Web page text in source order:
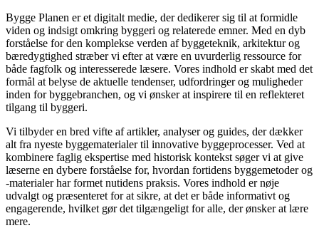
Bygge Planen er et digitalt medie, der dedikerer sig til at formidle
viden og indsigt omkring byggeri og relaterede emner. Med en dyb
forståelse for den komplekse verden af byggeteknik, arkitektur og
bæredygtighed stræber vi efter at være en uvurderlig ressource for
både fagfolk og interesserede læsere. Vores indhold er skabt med det
formål at belyse de aktuelle tendenser, udfordringer og muligheder
inden for byggebranchen, og vi ønsker at inspirere til en reflekteret
tilgang til byggeri.
Vi tilbyder en bred vifte af artikler, analyser og guides, der dækker
alt fra nyeste byggematerialer til innovative byggeprocesser. Ved at
kombinere faglig ekspertise med historisk kontekst søger vi at give
læserne en dybere forståelse for, hvordan fortidens byggemetoder og
-materialer har formet nutidens praksis. Vores indhold er nøje
udvalgt og præsenteret for at sikre, at det er både informativt og
engagerende, hvilket gør det tilgængeligt for alle, der ønsker at lære
mere.